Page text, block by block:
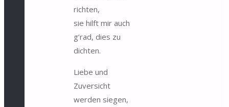
richten,
sie hilft mir auch
g’rad, dies zu
dichten.
Liebe und
Zuversicht
werden siegen,